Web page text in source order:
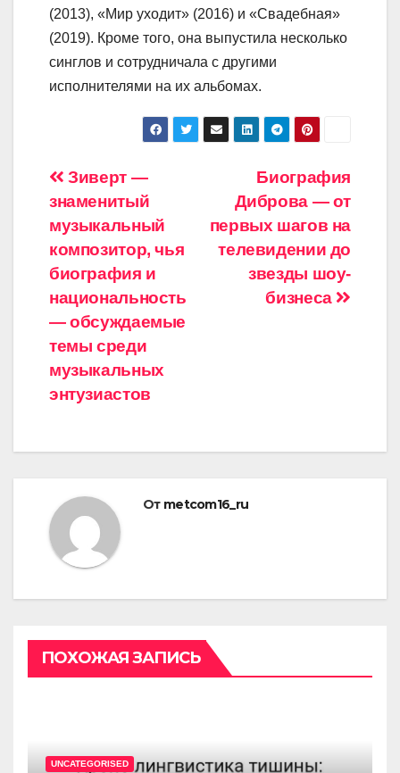
(2013), «Мир уходит» (2016) и «Свадебная»
(2019). Кроме того, она выпустила несколько
синглов и сотрудничала с другими
исполнителями на их альбомах.
Навигация
по
записям
Биография
Диброва — от
первых шагов на
телевидении до
звезды шоу-
бизнеса
Зиверт —
знаменитый
музыкальный
композитор, чья
биография и
национальность
— обсуждаемые
темы среди
музыкальных
энтузиастов
От metcom16_ru
ПОХОЖАЯ ЗАПИСЬ
UNCATEGORISED